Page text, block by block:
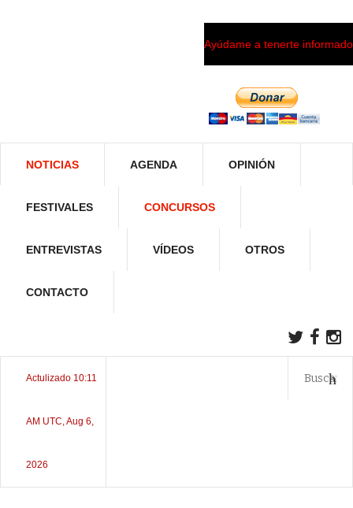
Ayúdame a tenerte informado
NOTICIAS AGENDA OPINIÓN
FESTIVALES CONCURSOS
ENTREVISTAS VÍDEOS OTROS
CONTACTO
Actulizado 10:11
AM UTC, Aug 6,
2026